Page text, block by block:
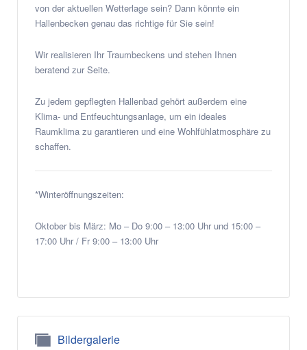
von der aktuellen Wetterlage sein? Dann könnte ein
Hallenbecken genau das richtige für Sie sein!
Wir realisieren Ihr Traumbeckens und stehen Ihnen
beratend zur Seite.
Zu jedem gepflegten Hallenbad gehört außerdem eine
Klima- und Entfeuchtungsanlage, um ein ideales
Raumklima zu garantieren und eine Wohlfühlatmosphäre zu
schaffen.
*Winteröffnungszeiten:
Oktober bis März: Mo – Do 9:00 – 13:00 Uhr und 15:00 –
17:00 Uhr / Fr 9:00 – 13:00 Uhr
Bildergalerie